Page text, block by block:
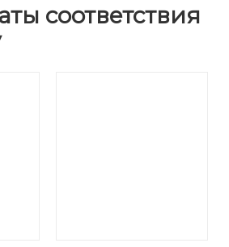
соответствия